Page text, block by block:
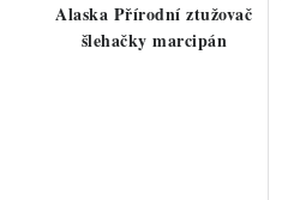
Alaska Přírodní ztužovač
šlehačky marcipán